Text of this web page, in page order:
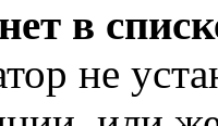
в
не